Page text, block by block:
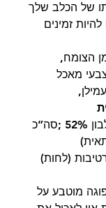
של הכלב שלך
זמינים
הצומח,
מאכל
סה”כ חלבון 52% ;סה”כ
6.0%; רטיבות (לחות)
מוטבע על